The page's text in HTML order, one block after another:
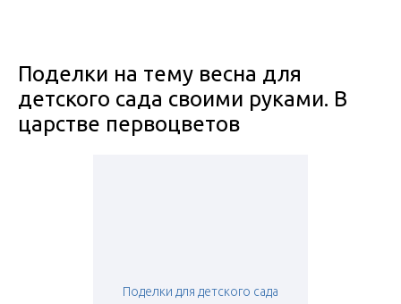
Поделки на тему весна для
детского сада своими руками. В
царстве первоцветов
Поделки для детского сада